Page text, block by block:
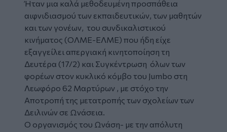
Ήταν μια καλά μεθοδευμένη προσπάθεια
αιφνιδιασμού των εκπαιδευτικών, των μαθητών
και των γονέων, του συνδικαλιστικού
κινήματος (ΟΛΜΕ-ΕΛΜΕ) που ήδη είχε
εξαγγείλει απεργιακή κινητοποίηση τη
Δευτέρα (17/2) και Συγκέντρωση όλων των
φορέων στον κυκλικό κόμβο του Jumbo στη
Λεωφόρο 62 Μαρτύρων , με στόχο την
Αποτροπή της μετατροπής των σχολείων των
Δειλινών σε Ωνάσεια.
Ο οργανισμός του Ωνάση- με την απόλυτη